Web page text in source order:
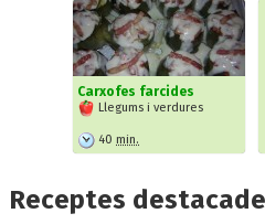
Carxofes farcides
Llegums i verdures
40 min.
Receptes